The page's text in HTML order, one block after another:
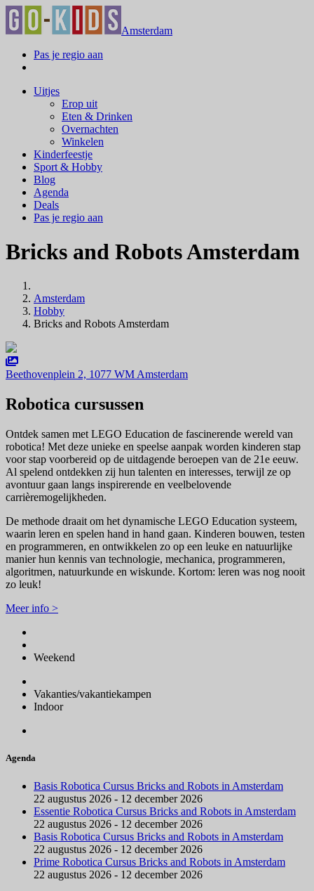
Amsterdam
Pas je regio aan
Uitjes
Erop uit
Eten & Drinken
Overnachten
Winkelen
Kinderfeestje
Sport & Hobby
Blog
Agenda
Deals
Pas je regio aan
Bricks and Robots Amsterdam
Amsterdam
Hobby
Bricks and Robots Amsterdam
Beethovenplein 2, 1077 WM Amsterdam
Robotica cursussen
Ontdek samen met LEGO Education de fascinerende wereld van
robotica! Met deze unieke en speelse aanpak worden kinderen stap
voor stap voorbereid op de uitdagende beroepen van de 21e eeuw.
Al spelend ontdekken zij hun talenten en interesses, terwijl ze op
avontuur gaan langs inspirerende en veelbelovende
carrièremogelijkheden.
De methode draait om het dynamische LEGO Education systeem,
waarin leren en spelen hand in hand gaan. Kinderen bouwen, testen
en programmeren, en ontwikkelen zo op een leuke en natuurlijke
manier hun kennis van technologie, mechanica, programmeren,
algoritmen, natuurkunde en wiskunde. Kortom: leren was nog nooit
zo leuk!
Meer info >
Weekend
Vakanties/vakantiekampen
Indoor
Agenda
Basis Robotica Cursus Bricks and Robots in Amsterdam
22 augustus 2026 - 12 december 2026
Essentie Robotica Cursus Bricks and Robots in Amsterdam
22 augustus 2026 - 12 december 2026
Basis Robotica Cursus Bricks and Robots in Amsterdam
22 augustus 2026 - 12 december 2026
Prime Robotica Cursus Bricks and Robots in Amsterdam
22 augustus 2026 - 12 december 2026